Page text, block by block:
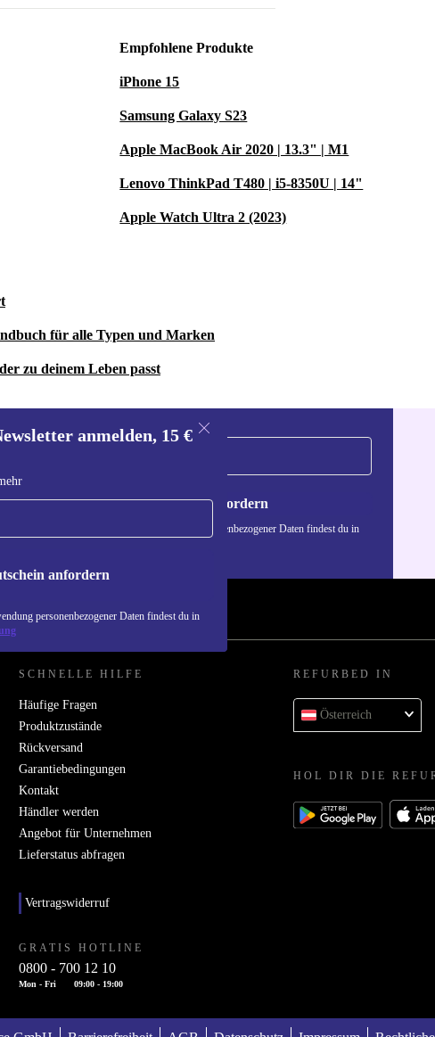
Empfohlene Produkte
iPhone 15
Samsung Galaxy S23
Apple MacBook Air 2020 | 13.3" | M1
Lenovo ThinkPad T480 | i5-8350U | 14"
Apple Watch Ultra 2 (2023)
für alle Typen und Marken
zu deinem Leben passt
anmelden, 15 €
anfordern
personenbezogener Daten findest du in
Gutschein anfordern
Informationen über die Verwendung personenbezogener Daten findest du in
NEW.
SCHNELLE HILFE
Häufige Fragen
Produktzustände
Rückversand
Garantiebedingungen
Kontakt
Händler werden
Angebot für Unternehmen
Lieferstatus abfragen
Vertragswiderruf
GRATIS HOTLINE
0800 - 700 12 10
Mon - Fri 09:00 - 19:00
REFURBED IN
Österreich
HOL DIR DIE